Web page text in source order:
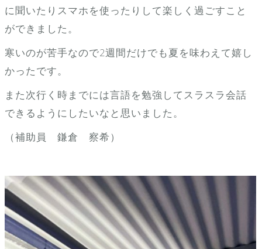
に聞いたりスマホを使ったりして楽しく過ごすこと
ができました。
寒いのが苦手なので2週間だけでも夏を味わえて嬉し
かったです。
また次行く時までには言語を勉強してスラスラ会話
できるようにしたいなと思いました。
（補助員 鎌倉 察希）